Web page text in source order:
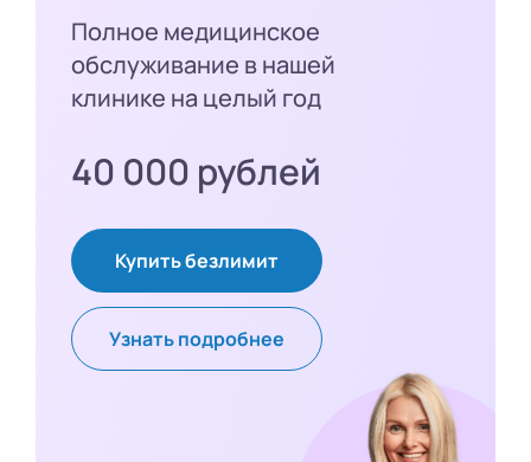
Полное медицинское
обслуживание в нашей
клинике на целый год
40 000 рублей
Купить безлимит
Узнать подробнее